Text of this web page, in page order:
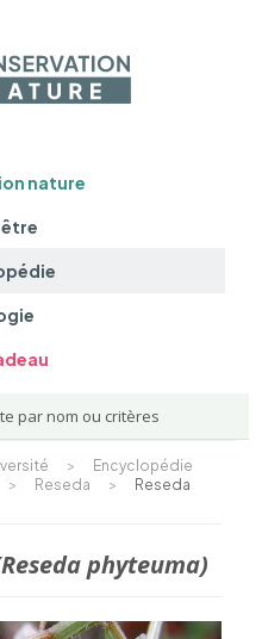
nature
par nom ou critères
>
Encyclopédie
> Reseda >
Reseda
phyteuma)